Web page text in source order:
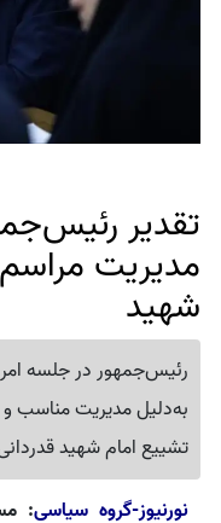
تقدیر
مدیریت
شهید
رئیس‌جمهور در جلسه
به‌دلیل مدیریت مناسب و
تشییع امام شهید
نورنیوز-گروه سیاسی: